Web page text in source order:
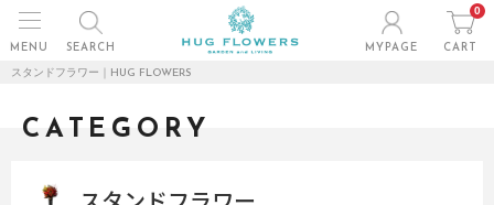
MENU SEARCH MYPAGE
0
CART
スタンドフラワー｜HUG FLOWERS
CATEGORY